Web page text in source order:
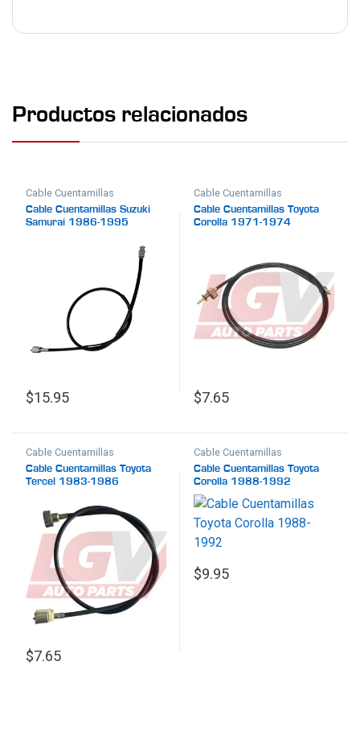
Productos relacionados
Cable Cuentamillas
Cable Cuentamillas Suzuki
Samurai 1986-1995
$15.95
Cable Cuentamillas
Cable Cuentamillas Toyota
Corolla 1971-1974
$7.65
Cable Cuentamillas
Cable Cuentamillas Toyota
Tercel 1983-1986
$7.65
Cable Cuentamillas
Cable Cuentamillas Toyota
Corolla 1988-1992
$9.95